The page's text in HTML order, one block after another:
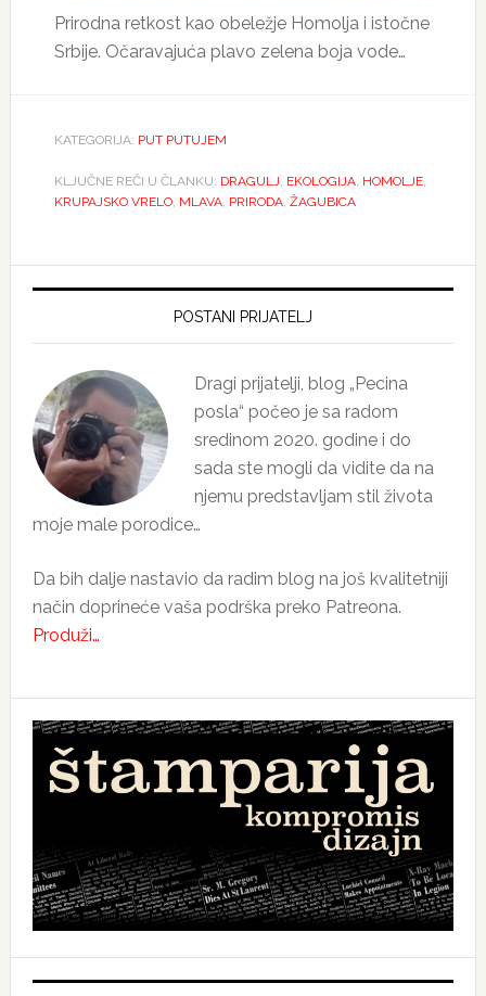
Prirodna retkost kao obeležje Homolja i istočne
Srbije. Očaravajuća plavo zelena boja vode…
KATEGORIJA: PUT PUTUJEM
KLJUČNE REČI U ČLANKU: DRAGULJ, EKOLOGIJA, HOMOLJE,
KRUPAJSKO VRELO, MLAVA, PRIRODA, ŽAGUBICA
Primary
POSTANI PRIJATELJ
Dragi prijatelji, blog „Pecina
posla“ počeo je sa radom
sredinom 2020. godine i do
sada ste mogli da vidite da na
njemu predstavljam stil života
moje male porodice…
Da bih dalje nastavio da radim blog na još kvalitetniji
način doprineće vaša podrška preko Patreona.
Produži…